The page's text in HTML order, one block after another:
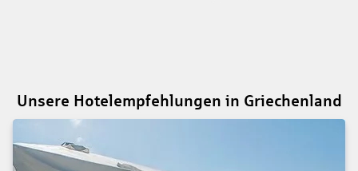
Unsere Hotelempfehlungen in Griechenland